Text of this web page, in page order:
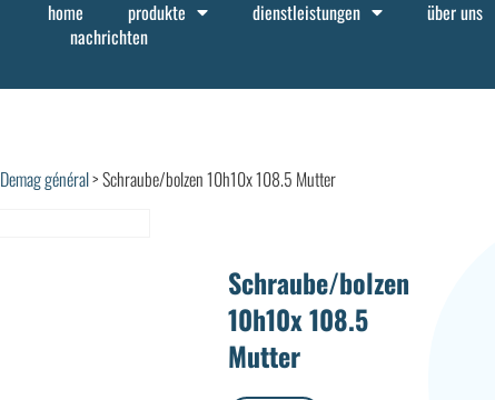
home produkte dienstleistungen über uns
nachrichten
Demag général> Schraube/bolzen 10h10x 108.5 Mutter
Schraube/bolzen
10h10x 108.5
Mutter